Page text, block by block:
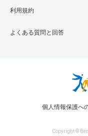
利用規約
よくある質問と回答
個人情報保護へ
Copyright ©